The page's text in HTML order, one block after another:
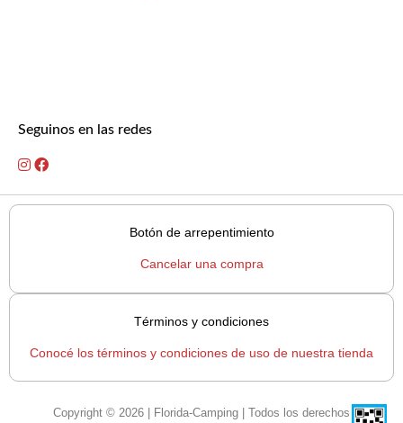
Seguinos en las redes
Botón de arrepentimiento
Cancelar una compra
Términos y condiciones
Conocé los términos y condiciones de uso de nuestra tienda
Copyright © 2026 | Florida-Camping | Todos los derechos